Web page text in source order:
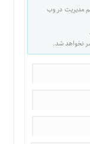
مدیریت در وب
نخواهد شد.